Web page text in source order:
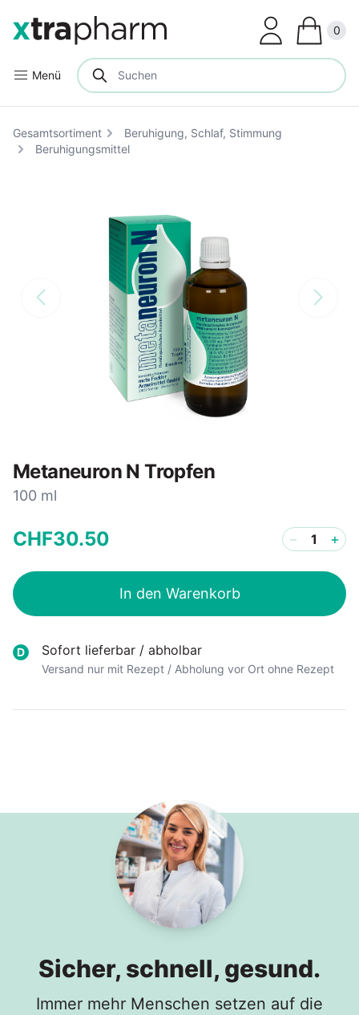
Menü
0
Gesamtsortiment
Beruhigung, Schlaf, Stimmung
Beruhigungsmittel
Metaneuron N Tropfen
100 ml
CHF30.50 − +
In den Warenkorb
D Sofort lieferbar / abholbar
Versand nur mit Rezept / Abholung vor Ort ohne Rezept
Sicher, schnell, gesund.
Immer mehr Menschen setzen auf die